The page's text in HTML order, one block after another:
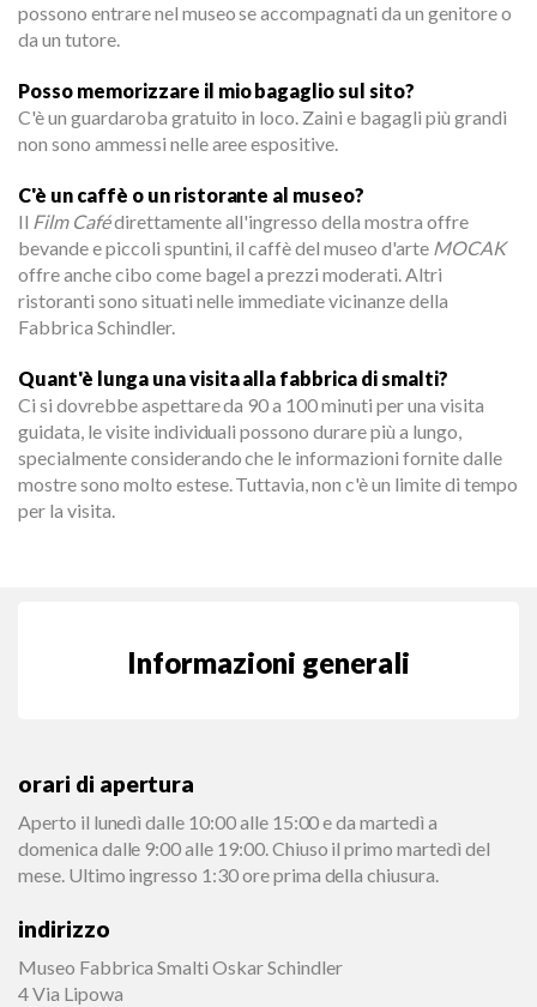
possono entrare nel museo se accompagnati da un genitore o
da un tutore.
Posso memorizzare il mio bagaglio sul sito?
C'è un guardaroba gratuito in loco. Zaini e bagagli più grandi
non sono ammessi nelle aree espositive.
C'è un caffè o un ristorante al museo?
Il Film Cafédirettamente all'ingresso della mostra offre
bevande e piccoli spuntini, il caffè del museo d'arte MOCAK
offre anche cibo come bagel a prezzi moderati. Altri
ristoranti sono situati nelle immediate vicinanze della
Fabbrica Schindler.
Quant'è lunga una visita alla fabbrica di smalti?
Ci si dovrebbe aspettare da 90 a 100 minuti per una visita
guidata, le visite individuali possono durare più a lungo,
specialmente considerando che le informazioni fornite dalle
mostre sono molto estese. Tuttavia, non c'è un limite di tempo
per la visita.
Informazioni generali
orari di apertura
Aperto il lunedì dalle 10:00 alle 15:00 e da martedì a
domenica dalle 9:00 alle 19:00. Chiuso il primo martedì del
mese. Ultimo ingresso 1:30 ore prima della chiusura.
indirizzo
Museo Fabbrica Smalti Oskar Schindler
4 Via Lipowa